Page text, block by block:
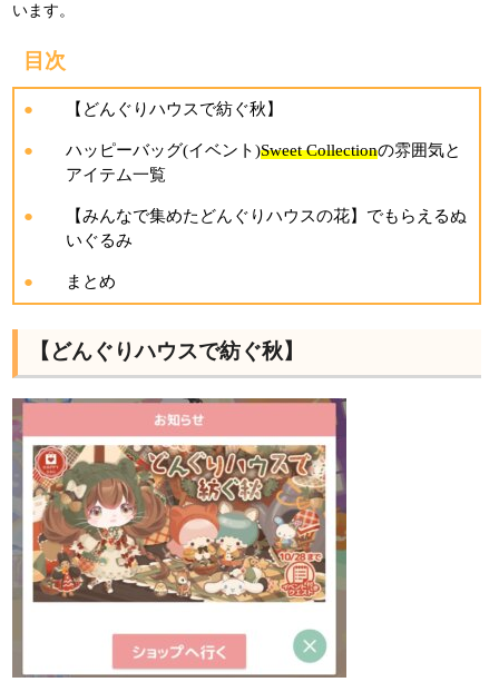
います。
目次
【どんぐりハウスで紡ぐ秋】
ハッピーバッグ(イベント)Sweet Collectionの雰囲気と
アイテム一覧
【みんなで集めたどんぐりハウスの花】でもらえるぬ
いぐるみ
まとめ
【どんぐりハウスで紡ぐ秋】